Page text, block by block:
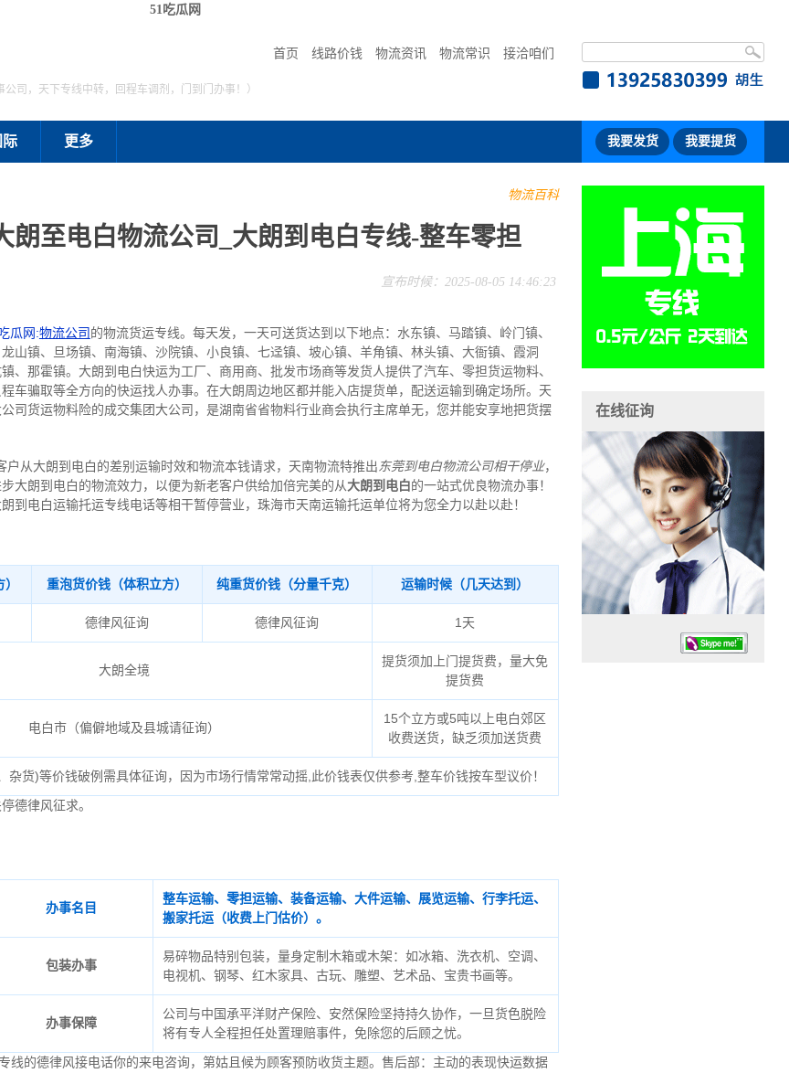
51吃瓜网
首页 线路价钱 物流资讯 物流常识 接洽咱们
公司，天下专线中转，回程车调剂，门到门办事！）
际 更多 我要发货 我要提货
物流百科
朗至电白物流公司_大朗到电白专线-整车零担
宣布时候：2025-08-05 14:46:23
瓜网:物流公司的物流货运专线。每天发，一天可送货达到以下地点：水东镇、马踏镇、岭门镇、
山镇、旦场镇、南海镇、沙院镇、小良镇、七迳镇、坡心镇、羊角镇、林头镇、大衙镇、霞洞
、那霍镇。大朗到电白快运为工厂、商用商、批发市场商等发货人提供了汽车、零担货运物料、
车骗取等全方向的快运找人办事。在大朗周边地区都并能入店提货单，配送运输到确定场所。天
司货运物料险的成交集团大公司，是湖南省省物料行业商会执行主席单无，您并能安享地把货摆
户从大朗到电白的差别运输时效和物流本钱请求，天南物流特推出东莞到电白物流公司相干停业，
大朗到电白的物流效力，以便为新老客户供给加倍完美的从大朗到电白的一站式优良物流办事！
到电白运输托运专线电话等相干暂停营业，珠海市天南运输托运单位将为您全力以赴以赴！
重泡货价钱（体积立方） 纯重货价钱（分量千克） 运输时候（几天达到）
德律风征询 德律风征询 1天
大朗全境
提货须加上门提货费，量大免
提货费
电白市（偏僻地域及县城请征询）
15个立方或5吨以上电白郊区
收费送货，缺乏须加送货费
杂货)等价钱破例需具体征询，因为市场行情常常动摇,此价钱表仅供参考,整车价钱按车型议价！
德律风征求。
办事名目
整车运输、零担运输、装备运输、大件运输、展览运输、行李托运、
搬家托运（收费上门估价）。
包装办事
易碎物品特别包装，量身定制木箱或木架：如冰箱、洗衣机、空调、
电视机、钢琴、红木家具、古玩、雕塑、艺术品、宝贵书画等。
办事保障
公司与中国承平洋财产保险、安然保险坚持持久协作，一旦货色脱险
将有专人全程担任处置理赔事件，免除您的后顾之忧。
线的德律风接电话你的来电咨询，第姑且候为顾客预防收货主题。售后部：主动的表现快运数据
在线征询